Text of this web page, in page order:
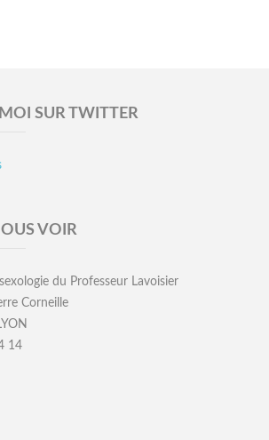
SUR TWITTER
VOIR
du Professeur Lavoisier
Corneille
14